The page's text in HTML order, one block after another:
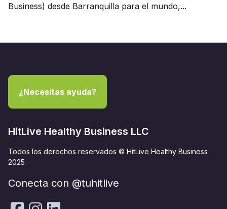
Business) desde Barranquilla para el mundo,...
¿Necesitas ayuda?
HitLive Healthy Business LLC
Todos los derechos reservados © HitLive Healthy Business
2025
Conecta con @tuhitlive